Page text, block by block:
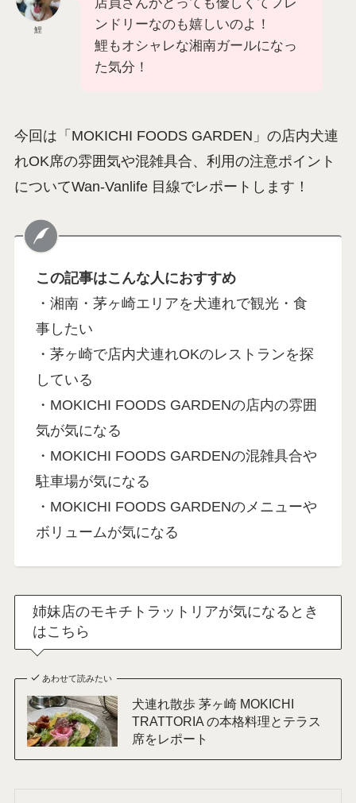
鯉
店員さんがとっても優しくてフレ
ンドリーなのも嬉しいのよ！
鯉もオシャレな湘南ガールになっ
た気分！
今回は「MOKICHI FOODS GARDEN」の店内犬連
れOK席の雰囲気や混雑具合、利用の注意ポイント
についてWan-Vanlife 目線でレポートします！
この記事はこんな人におすすめ
・湘南・茅ヶ崎エリアを犬連れで観光・食
事したい
・茅ヶ崎で店内犬連れOKのレストランを探
している
・MOKICHI FOODS GARDENの店内の雰囲
気が気になる
・MOKICHI FOODS GARDENの混雑具合や
駐車場が気になる
・MOKICHI FOODS GARDENのメニューや
ボリュームが気になる
姉妹店のモキチトラットリアが気になるとき
はこちら
あわせて読みたい
犬連れ散歩 茅ヶ崎 MOKICHI
TRATTORIA の本格料理とテラス
席をレポート